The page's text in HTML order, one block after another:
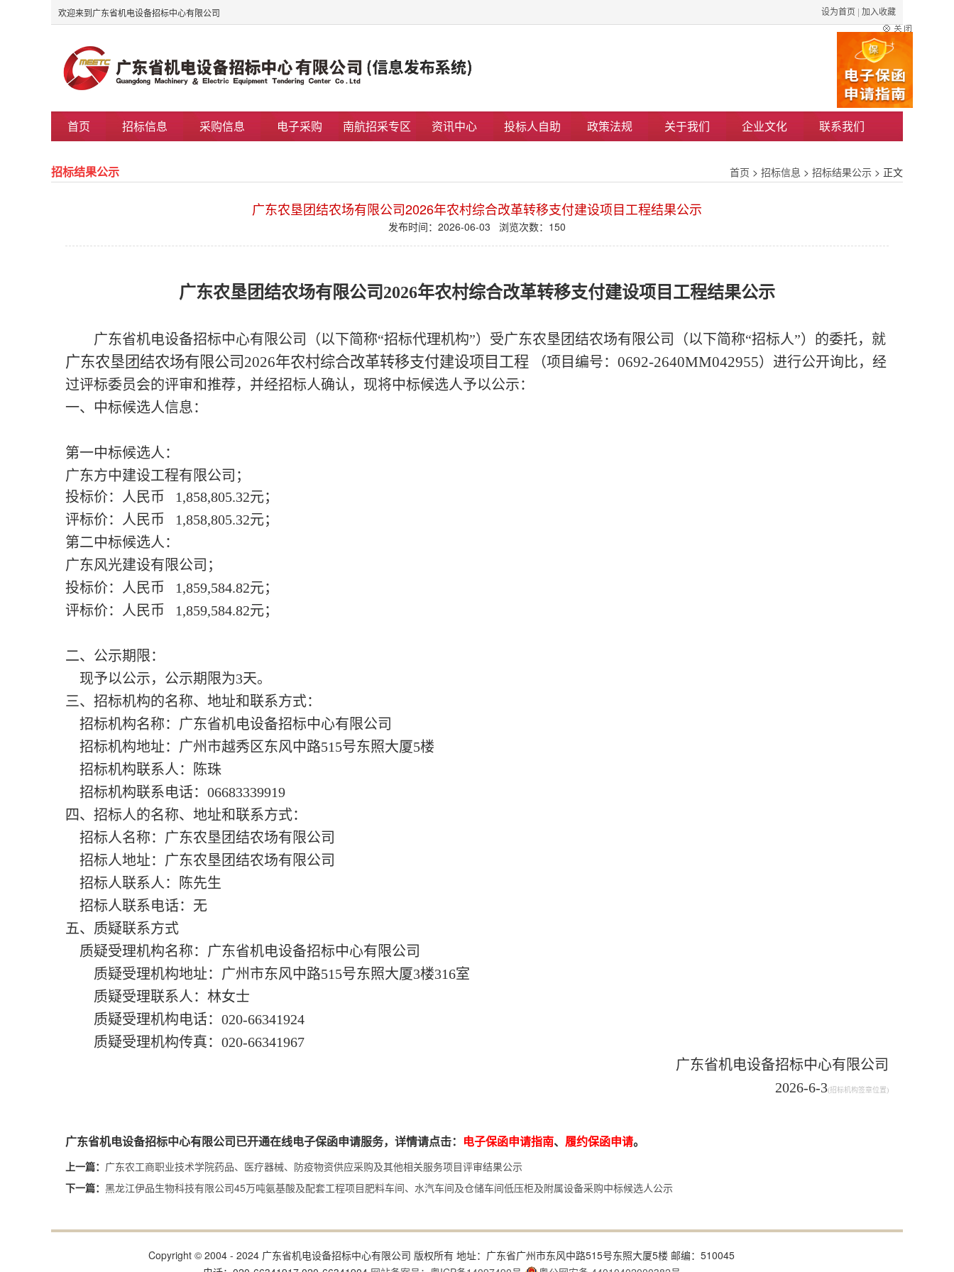
设为首页 | 加入收藏
欢迎来到广东省机电设备招标中心有限公司
首页 招标信息 采购信息 电子采购 南航招采专区 资讯中心 投标人自助 政策法规 关于我们 企业文化 联系我们
招标结果公示 首页 > 招标信息 > 招标结果公示 > 正文
广东农垦团结农场有限公司2026年农村综合改革转移支付建设项目工程结果公示
发布时间：2026-06-03 浏览次数： 150
广东农垦团结农场有限公司2026年农村综合改革转移支付建设项目工程结果公示
广东省机电设备招标中心有限公司（以下简称“招标代理机构”）受广东农垦团结农场有限公司 （以下简称“招标人”）的委托， 就
广东农垦团结农场有限公司2026年农村综合改革转移支付建设项目工程 （项目编号： 0692-2640MM042955） 进行公开询比，经
过评标委员会的评审和推荐，并经招标人确认，现将中标候选人予以公示：
一、中标候选人信息：
第一中标候选人：
广东方中建设工程有限公司；
投标价：人民币
1,858,805.32元；
评标价：人民币
1,858,805.32元；
第二中标候选人：
广东风光建设有限公司；
投标价：人民币
1,859,584.82元；
评标价：人民币
1,859,584.82元；
二、公示期限：
现予以公示，公示期限为3天。
三、招标机构的名称、地址和联系方式：
招标机构名称：广东省机电设备招标中心有限公司
招标机构地址：广州市越秀区东风中路515号东照大厦5楼
招标机构联系人：陈珠
招标机构联系电话： 06683339919
四、招标人的名称、地址和联系方式：
招标人名称： 广东农垦团结农场有限公司
招标人地址： 广东农垦团结农场有限公司
招标人联系人：
陈先生
招标人联系电话：无
五、质疑联系方式
质疑受理机构名称：广东省机电设备招标中心有限公司
质疑受理机构地址：广州市东风中路515号东照大厦3楼316室
质疑受理联系人： 林女士
质疑受理机构电话： 020-66341924
质疑受理机构传真： 020-66341967
广东省机电设备招标中心有限公司
2026-6-3(招标机构签章位置)
广东省机电设备招标中心有限公司已开通在线电子保函申请服务，详情请点击： 电子保函申请指南、 履约保函申请。
上一篇： 广东农工商职业技术学院药品、医疗器械、防疫物资供应采购及其他相关服务项目评审结果公示
下一篇： 黑龙江伊品生物科技有限公司45万吨氨基酸及配套工程项目肥料车间、水汽车间及仓储车间低压柜及附属设备采购中标候选人公示
Copyright © 2004 - 2024 广东省机电设备招标中心有限公司 版权所有 地址：广东省广州市东风中路515号东照大厦5楼 邮编：510045